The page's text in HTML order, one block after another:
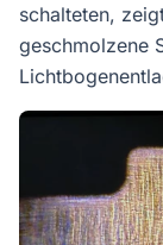
schalteten,
geschmolzene